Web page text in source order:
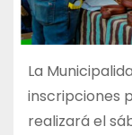
La
inscripciones
realizará el